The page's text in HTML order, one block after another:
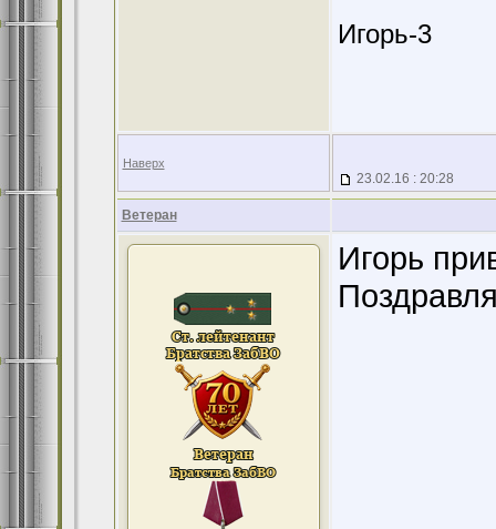
Игорь-3
Наверх
23.02.16 : 20:28
Ветеран
Игорь